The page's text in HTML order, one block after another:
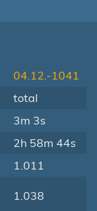
04.12.-1041
total
3m 3s
2h 58m 44s
1.011
1.038